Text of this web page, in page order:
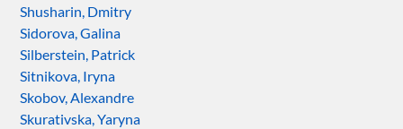
Shusharin, Dmitry
Sidorova, Galina
Silberstein, Patrick
Sitnikova, Iryna
Skobov, Alexandre
Skurativska, Yaryna